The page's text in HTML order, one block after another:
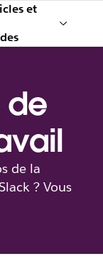
et
de
de la
? Vous